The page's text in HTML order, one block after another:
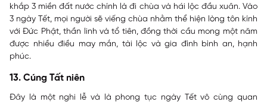
khắp 3 miền đất nước chính là đi chùa và hái lộc đầu xuân. Vào
3 ngày Tết, mọi người sẽ viếng chùa nhằm thể hiện lòng tôn kính
với Đức Phật, thần linh và tổ tiên, đồng thời cầu mong một năm
được nhiều điều may mắn, tài lộc và gia đình bình an, hạnh
phúc.
13. Cúng Tất niên
Đây là một nghi lễ và là phong tục ngày Tết vô cùng quan